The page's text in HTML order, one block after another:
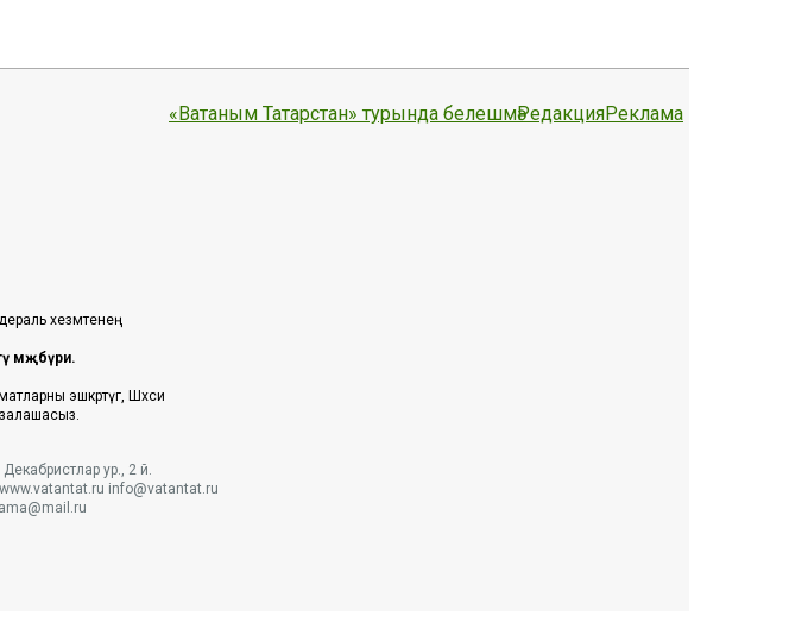
хезмәтенең
мәҗбүри.
эшкәртүгә, Шәхси
«Ватаным Татарстан» турында белешмәРедакцияРеклама
ур., 2 й.
info@vatantat.ru